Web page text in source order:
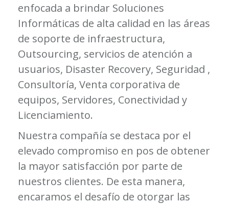
enfocada a brindar Soluciones
Informáticas de alta calidad en las áreas
de soporte de infraestructura,
Outsourcing, servicios de atención a
usuarios, Disaster Recovery, Seguridad ,
Consultoría, Venta corporativa de
equipos, Servidores, Conectividad y
Licenciamiento.
Nuestra compañía se destaca por el
elevado compromiso en pos de obtener
la mayor satisfacción por parte de
nuestros clientes. De esta manera,
encaramos el desafío de otorgar las